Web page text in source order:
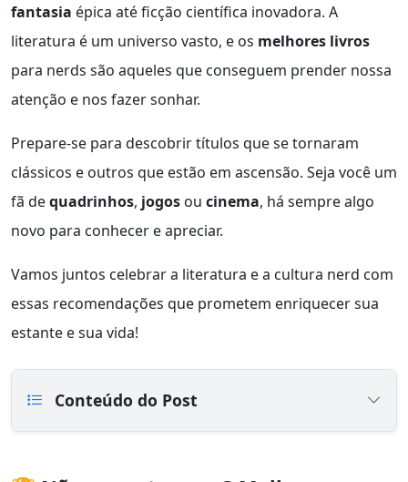
fantasia épica até ficção científica inovadora. A
literatura é um universo vasto, e os melhores livros
para nerds são aqueles que conseguem prender nossa
atenção e nos fazer sonhar.
Prepare-se para descobrir títulos que se tornaram
clássicos e outros que estão em ascensão. Seja você um
fã dequadrinhos, jogos ou cinema, há sempre algo
novo para conhecer e apreciar.
Vamos juntos celebrar a literatura e a cultura nerd com
essas recomendações que prometem enriquecer sua
estante e sua vida!
Conteúdo do Post